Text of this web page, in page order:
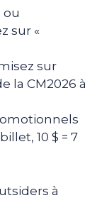
ou
sur «
sur
la CM2026 à
10 $ = 7
à